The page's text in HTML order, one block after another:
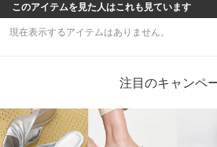
このアイテムを見た人はこれも見ています
現在表示するアイテムはありません。
注目のキャンペ